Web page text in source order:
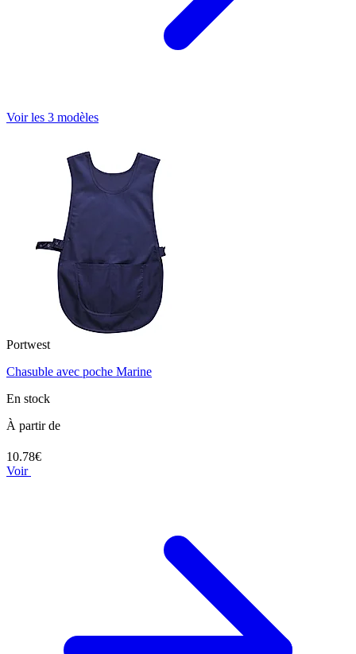
Voir les 3 modèles
Portwest
Chasuble avec poche Marine
En stock
À partir de
10.78€
Voir